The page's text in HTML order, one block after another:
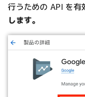
行うための API を有
します。